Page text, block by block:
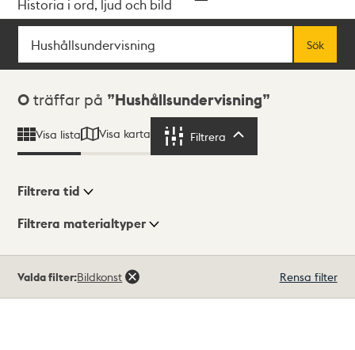
Historia i ord, ljud och bild
Sök
Sök
Sökresultat
0 träffar på Hushållsundervisning
Visa lista Visa karta Filtrera
Visningsläge
Filtrera tid
Filtrera materialtyper
träffar
Valda filter:Bildkonst Rensa filter